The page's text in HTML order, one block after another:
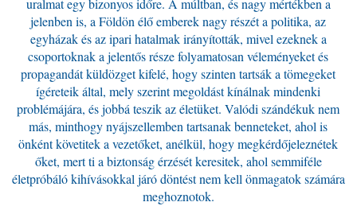
uralmat egy bizonyos időre. A múltban, és nagy mértékben a
jelenben is, a Földön élő emberek nagy részét a politika, az
egyházak és az ipari hatalmak irányították, mivel ezeknek a
csoportoknak a jelentős része folyamatosan véleményeket és
propagandát küldözget kifelé, hogy szinten tartsák a tömegeket
ígéreteik által, mely szerint megoldást kínálnak mindenki
problémájára, és jobbá teszik az életüket. Valódi szándékuk nem
más, minthogy nyájszellemben tartsanak benneteket, ahol is
önként követitek a vezetőket, anélkül, hogy megkérdőjeleznétek
őket, mert ti a biztonság érzését keresitek, ahol semmiféle
életpróbáló kihívásokkal járó döntést nem kell önmagatok számára
meghoznotok.